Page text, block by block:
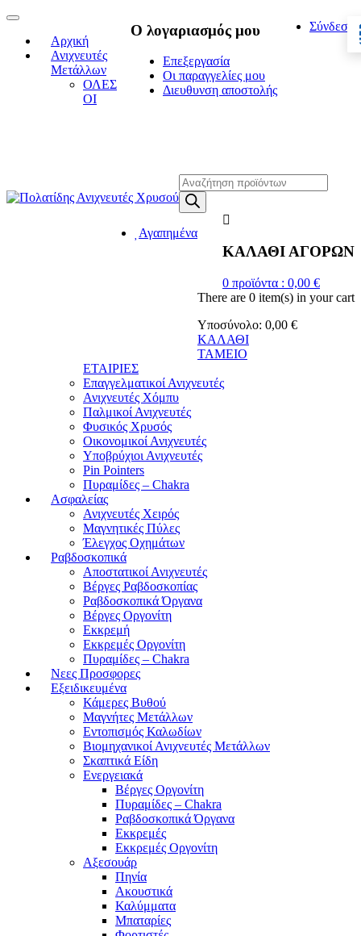
Σύνδεση
Ο λογαριασμός μου
Επεξεργασία
Οι παραγγελίες μου
Διευθυνση αποστολής
Products
search
Αγαπημένα
ΚΑΛΑΘΙ ΑΓΟΡΩΝ
0 προϊόντα : 0,00 €
There are 0 item(s) in your cart
Υποσύνολο: 0,00 €
ΚΑΛΑΘΙ
ΤΑΜΕΙΟ
Toggle
navigationΑρχική
Ανιχνευτές
Μετάλλων
ΟΛΕΣ
ΟΙ
ΕΤΑΙΡΙΕΣ
Επαγγελματικοί Ανιχνευτές
Ανιχνευτές Χόμπυ
Παλμικοί Ανιχνευτές
Φυσικός Χρυσός
Οικονομικοί Ανιχνευτές
Υποβρύχιοι Ανιχνευτές
Pin Pointers
Πυραμίδες – Chakra
Ασφαλείας
Ανιχνευτές Χειρός
Μαγνητικές Πύλες
Έλεγχος Οχημάτων
Ραβδοσκοπικά
Αποστατικοί Ανιχνευτές
Βέργες Ραβδοσκοπίας
Ραβδοσκοπικά Όργανα
Βέργες Οργονίτη
Εκκρεμή
Εκκρεμές Οργονίτη
Πυραμίδες – Chakra
Νεες Προσφορες
Εξειδικευμένα
Κάμερες Βυθού
Μαγνήτες Μετάλλων
Εντοπισμός Καλωδίων
Βιομηχανικοί Ανιχνευτές Μετάλλων
Σκαπτικά Είδη
Ενεργειακά
Βέργες Οργονίτη
Πυραμίδες – Chakra
Ραβδοσκοπικά Όργανα
Εκκρεμές
Εκκρεμές Οργονίτη
Αξεσουάρ
Πηνία
Ακουστικά
Καλύμματα
Μπαταρίες